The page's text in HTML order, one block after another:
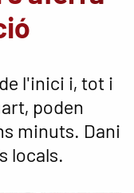
l'inici i, tot i
poden
minuts. Dani
locals.